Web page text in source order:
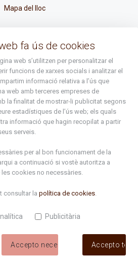
Mapa del lloc
16h (els divendres a partir de l'1 de juny
la setmana de Meritxell : de 8 a 14h)
Comú d'Ordino en el teu correu
fa ús de cookies
web s’utilitzen per personalitzar el
funcions de xarxes socials i analitzar el
informació relativa a l’ús que
web amb terceres empreses de
la finalitat de mostrar-li publicitat segons
estadístiques de l’ús web; els quals
informació que hagin recopilat a partir
serveis.
per al bon funcionament de la
a continuació si vostè autoritza a
les cookies no necessàries.
consultar la política de cookies.
Publicitària
Accepto necessàries Accepto